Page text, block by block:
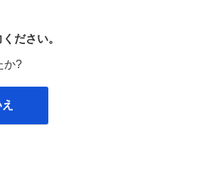
ださい。
か?